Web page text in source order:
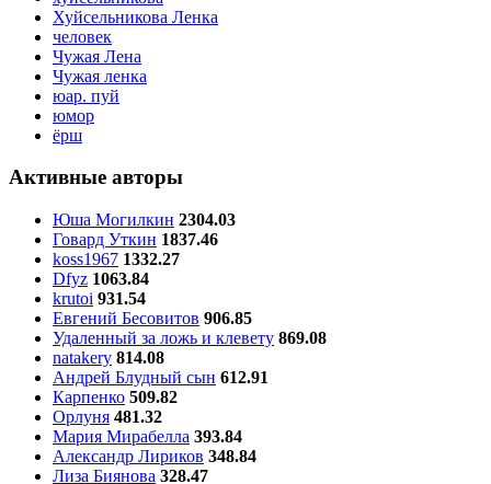
Хуйсельникова Ленка
человек
Чужая Лена
Чужая ленка
юар. пуй
юмор
ёрш
Активные авторы
Юша Могилкин 2304.03
Говард Уткин 1837.46
koss1967 1332.27
Dfyz 1063.84
krutoi 931.54
Евгений Бесовитов 906.85
Удаленный за ложь и клевету 869.08
natakery 814.08
Андрей Блудный сын 612.91
Карпенко 509.82
Орлуня 481.32
Мария Мирабелла 393.84
Александр Лириков 348.84
Лиза Биянова 328.47